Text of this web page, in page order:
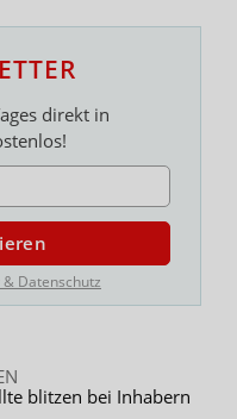
direkt in
Datenschutz
blitzen bei Inhabern